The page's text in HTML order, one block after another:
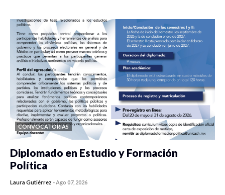
CONVOCATORIAS
Diplomado en Estudio y Formación
Política
Laura Gutiérrez -Ago 07, 2026